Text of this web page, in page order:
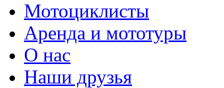
Мотоциклисты
Аренда и мототуры
О нас
Наши друзья